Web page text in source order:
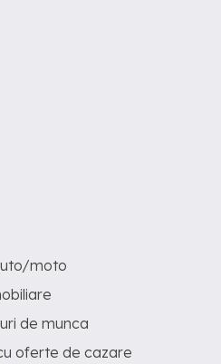
moto
de munca
oferte de cazare